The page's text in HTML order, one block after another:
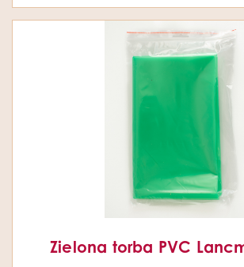
Zielona torba PVC